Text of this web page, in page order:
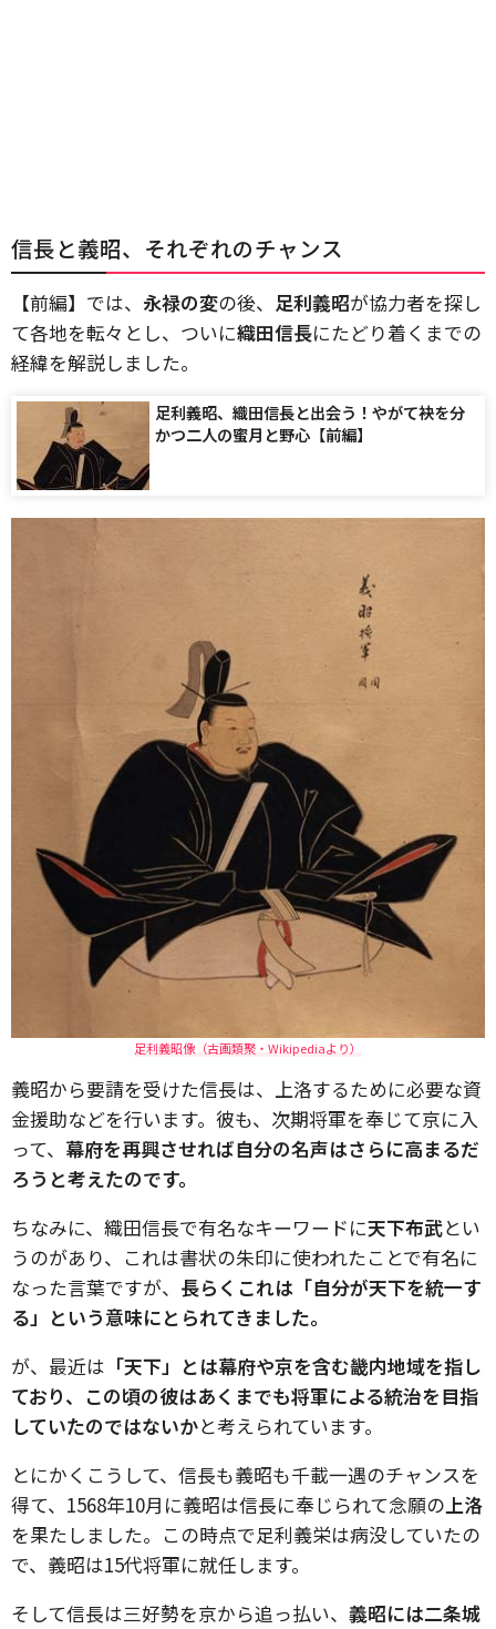
信長と義昭、それぞれのチャンス
【前編】では、 永禄の変の後、 足利義昭が協力者を探し
て各地を転々とし、ついに織田信長にたどり着くまでの
経緯を解説しました。
足利義昭、織田信長と出会う！やがて袂を分
かつ二人の蜜月と野心【前編】
足利義昭像（古画類聚・Wikipediaより）
義昭から要請を受けた信長は、上洛するために必要な資
金援助などを行います。彼も、次期将軍を奉じて京に入
って、 幕府を再興させれば自分の名声はさらに高まるだ
ろうと考えたのです。
ちなみに、織田信長で有名なキーワードに天下布武とい
うのがあり、これは書状の朱印に使われたことで有名に
なった言葉ですが、 長らくこれは「自分が天下を統一す
る」という意味にとられてきました。
が、最近は 「天下」とは幕府や京を含む畿内地域を指し
ており、この頃の彼はあくまでも将軍による統治を目指
していたのではないかと考えられています。
とにかくこうして、信長も義昭も千載一遇のチャンスを
得て、1568年10月に義昭は信長に奉じられて念願の上洛
を果たしました。この時点で足利義栄は病没していたの
で、義昭は15代将軍に就任します。
そして信長は三好勢を京から追っ払い、 義昭には二条城